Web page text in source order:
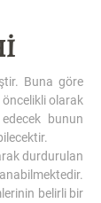
Buna göre
olarak
bunun
durdurulan
belirli bir